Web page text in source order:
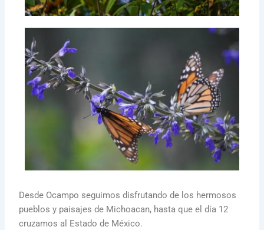
Desde Ocampo seguimos disfrutando de los hermosos
pueblos y paisajes de Michoacan, hasta que el día 12
cruzamos al Estado de México.